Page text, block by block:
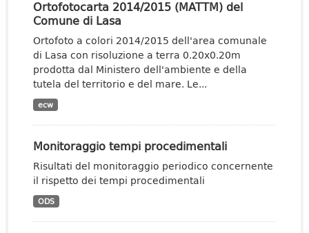
Ortofotocarta 2014/2015 (MATTM) del
Comune di Lasa
Ortofoto a colori 2014/2015 dell'area comunale
di Lasa con risoluzione a terra 0.20x0.20m
prodotta dal Ministero dell'ambiente e della
tutela del territorio e del mare. Le...
ecw
Monitoraggio tempi procedimentali
Risultati del monitoraggio periodico concernente
il rispetto dei tempi procedimentali
ODS